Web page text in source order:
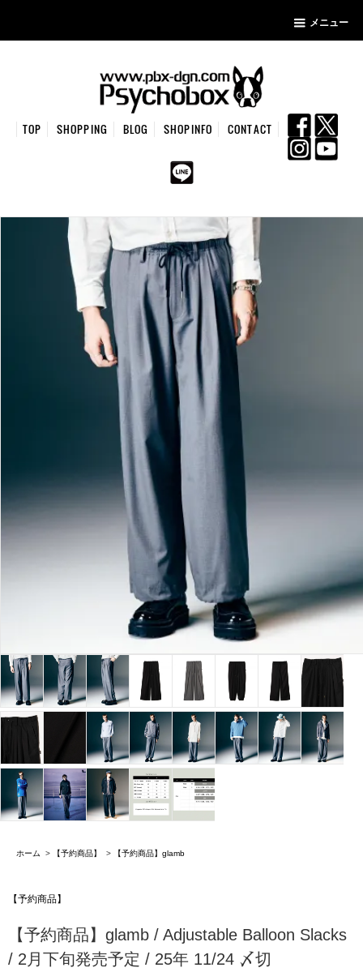
メニュー
TOP SHOPPING BLOG SHOPINFO CONTACT
ホーム > 【予約商品】 > 【予約商品】glamb
【予約商品】
【予約商品】glamb / Adjustable Balloon Slacks
/ 2月下旬発売予定 / 25年 11/24 〆切